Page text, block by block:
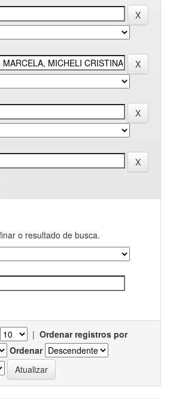
o resultado de busca.
| Ordenar registros por
Ordenar